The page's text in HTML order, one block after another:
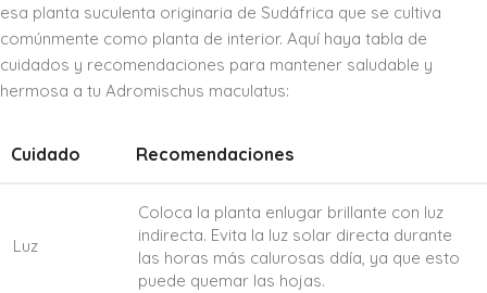
esa planta suculenta originaria de Sudáfrica que se cultiva
comúnmente como planta de interior. Aquí haya tabla de
cuidados y recomendaciones para mantener saludable y
hermosa a tu Adromischus maculatus:
Cuidado Recomendaciones
Luz
Coloca la planta enlugar brillante con luz
indirecta. Evita la luz solar directa durante
las horas más calurosas ddía, ya que esto
puede quemar las hojas.